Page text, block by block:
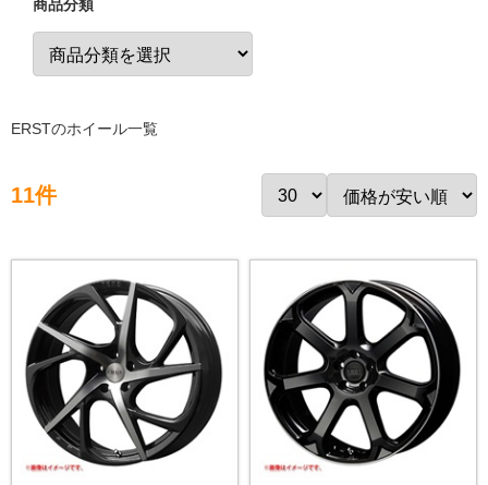
商品分類
ERSTのホイール一覧
11件